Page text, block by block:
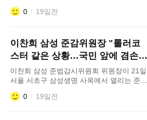
전자가 노태문 세트(DX) 부문장 겸 대표이사
직속 조직으로 'RX(로보틱스 경험)사업추진
(R&D)이나 탐색적 과제 수행 단계를 넘어 로
봇을 반도체(DS)와 함께 전사 실적을 견인할
확실한 핵심 수익 창출로 육성하겠다는 명
0 19일전
이찬희 삼성 준감위원장 "롤러코
스터 같은 상황…국민 앞에 겸손해
야"
이찬희 삼성 준법감시위원회 위원장이 21일
서울 서초구 삼성생명 사옥에서 열리는 준법
감시위원 회의에 참석하고 있다. 이찬희 삼
성준법감시위원회 위원장이 삼성전자 임금
0 19일전